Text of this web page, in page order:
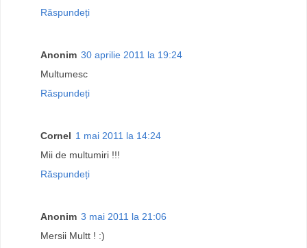
Răspundeți
Anonim 30 aprilie 2011 la 19:24
Multumesc
Răspundeți
Cornel 1 mai 2011 la 14:24
Mii de multumiri !!!
Răspundeți
Anonim 3 mai 2011 la 21:06
Mersii Multt ! :)